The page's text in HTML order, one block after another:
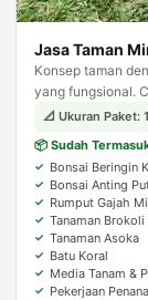
Jasa Taman
Konsep taman
yang fungsional.
tampil estetis
📐 Ukuran Paket:
📦 Sudah
Bonsai Beringin
Bonsai Anting
Rumput Gajah
Tanaman Brokoli
Tanaman Asoka
Batu Koral
Media Tanam &
Pekerjaan